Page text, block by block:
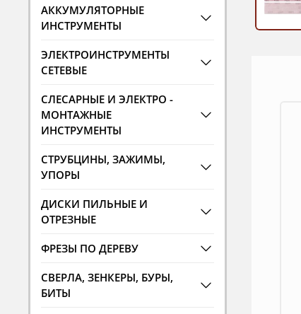
АККУМУЛЯТОРНЫЕ
ИНСТРУМЕНТЫ
ЭЛЕКТРОИНСТРУМЕНТЫ
СЕТЕВЫЕ
СЛЕСАРНЫЕ И ЭЛЕКТРО -
МОНТАЖНЫЕ
ИНСТРУМЕНТЫ
СТРУБЦИНЫ, ЗАЖИМЫ,
УПОРЫ
ДИСКИ ПИЛЬНЫЕ И
ОТРЕЗНЫЕ
ФРЕЗЫ ПО ДЕРЕВУ
СВЕРЛА, ЗЕНКЕРЫ, БУРЫ,
БИТЫ